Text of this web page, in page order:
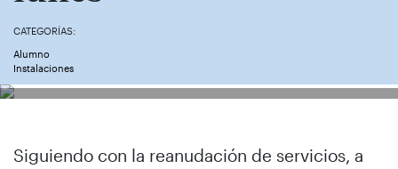
CATEGORÍAS:
Alumno
Instalaciones
Siguiendo con la reanudación de servicios, a